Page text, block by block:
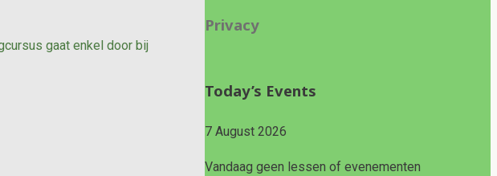
gaat enkel door bij
Privacy
Today’s Events
7 August 2026
Vandaag geen lessen of evenementen